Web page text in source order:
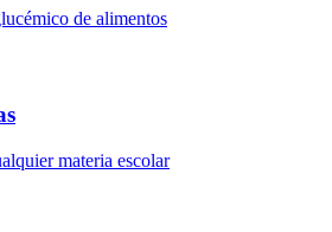
de alimentos
materia escolar